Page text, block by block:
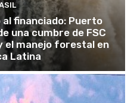
financiado: Puerto
una cumbre de FSC
el manejo forestal en
Latina